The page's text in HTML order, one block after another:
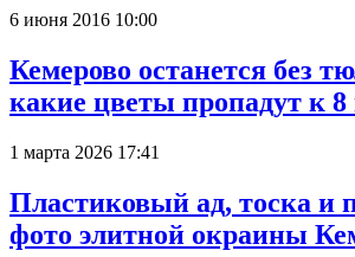
6 июня 2016 10:00
Кемерово останется без
какие цветы пропадут к 8
1 марта 2026 17:41
Пластиковый ад, тоска и
фото элитной окраины